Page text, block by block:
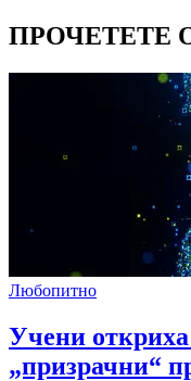
ПРОЧЕТЕТЕ
Любопитно
Учени откриха
„призрачни“